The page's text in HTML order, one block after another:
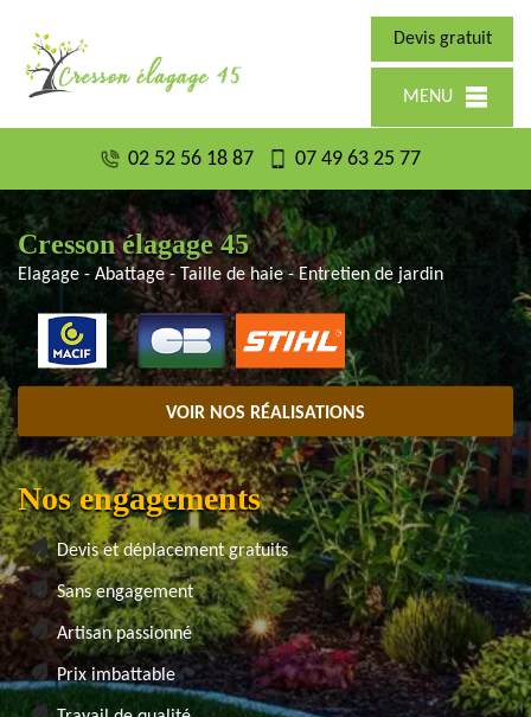
Devis gratuit
MENU
02 52 56 18 87 07 49 63 25 77
Cresson élagage 45
Elagage - Abattage - Taille de haie - Entretien de jardin
VOIR NOS RÉALISATIONS
Nos engagements
Devis et déplacement gratuits
Sans engagement
Artisan passionné
Prix imbattable